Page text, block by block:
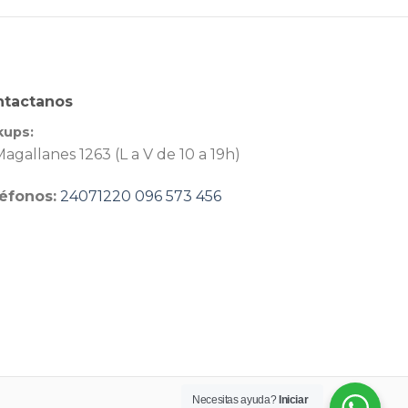
1263 (L a V de 10 a 19h)
24071220 096 573 456
Necesitas ayuda? Iniciar